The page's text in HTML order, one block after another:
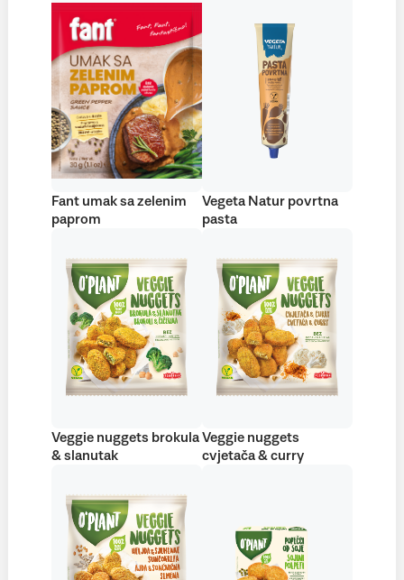
Fant umak sa zelenim
paprom
Vegeta Natur povrtna
pasta
Veggie nuggets brokula
& slanutak
Veggie nuggets
cvjetača & curry